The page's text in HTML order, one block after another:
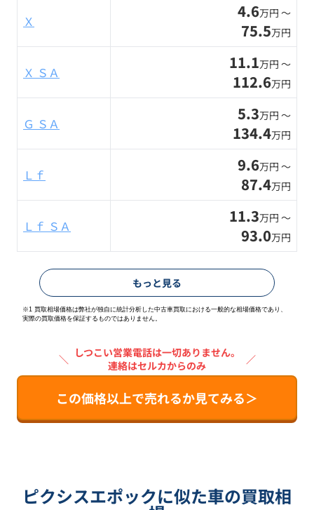
Ｘ 4.6万円 〜
75.5万円
Ｘ ＳＡ 11.1万円 〜
112.6万円
Ｇ ＳＡ 5.3万円 〜
134.4万円
Ｌｆ 9.6万円 〜
87.4万円
Ｌｆ ＳＡ 11.3万円 〜
93.0万円
もっと見る
※1 買取相場価格は弊社が独自に統計分析した中古車買取における一般的な相場価格であり、
実際の買取価格を保証するものではありません。
＼ しつこい営業電話は一切ありません。
連絡はセルカからのみ
／
この価格以上で売れるか見てみる＞
ピクシスエポックに似た車の買取相